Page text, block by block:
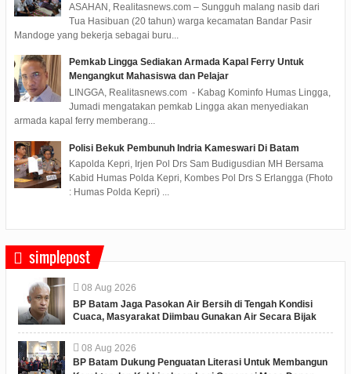
ASAHAN, Realitasnews.com – Sungguh malang nasib dari
Tua Hasibuan (20 tahun) warga kecamatan Bandar Pasir
Mandoge yang bekerja sebagai buru...
Pemkab Lingga Sediakan Armada Kapal Ferry Untuk
Mengangkut Mahasiswa dan Pelajar
LINGGA, Realitasnews.com - Kabag Kominfo Humas Lingga,
Jumadi mengatakan pemkab Lingga akan menyediakan
armada kapal ferry memberang...
Polisi Bekuk Pembunuh Indria Kameswari Di Batam
Kapolda Kepri, Irjen Pol Drs Sam Budigusdian MH Bersama
Kabid Humas Polda Kepri, Kombes Pol Drs S Erlangga (Fhoto
: Humas Polda Kepri) ...
simplepost
08 Aug 2026
BP Batam Jaga Pasokan Air Bersih di Tengah Kondisi
Cuaca, Masyarakat Diimbau Gunakan Air Secara Bijak
08 Aug 2026
BP Batam Dukung Penguatan Literasi Untuk Membangun